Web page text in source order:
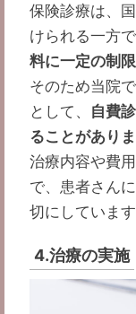
保険診療は、
けられる一方
料に一定の制
そのため当院
として、 自費
ることがありま
治療内容や費
で、患者さん
切にしています
4.治療の実施